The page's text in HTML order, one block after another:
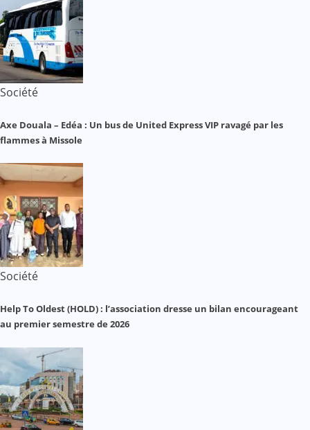
Société
Axe Douala – Edéa : Un bus de United Express VIP ravagé par les
flammes à Missole
Société
Help To Oldest (HOLD) : l’association dresse un bilan encourageant
au premier semestre de 2026